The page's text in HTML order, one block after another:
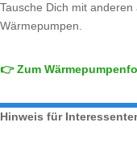
Tausche Dich mit
Wärmepumpen.
👉 Zum
Hinweis für